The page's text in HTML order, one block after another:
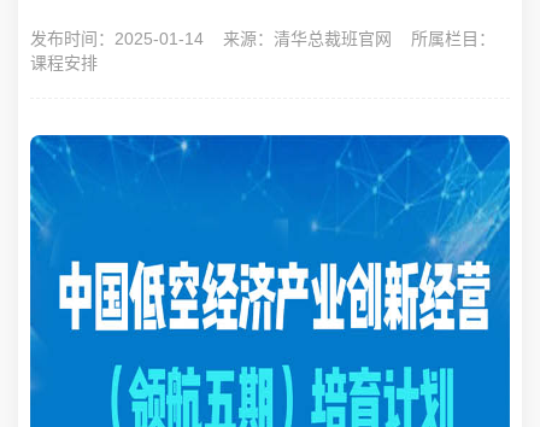
发布时间：2025-01-14 来源： 清华总裁班官网
所属栏目：
课程安排